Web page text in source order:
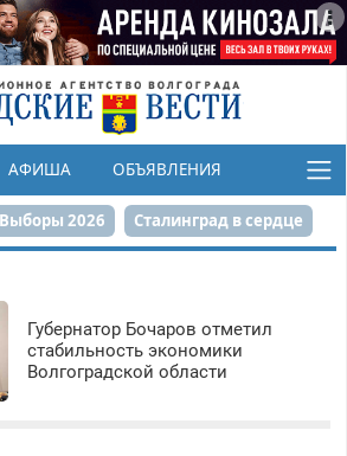
АФИША ОБЪЯВЛЕНИЯ
КОНКУРСЫ
Выборы 2026 Сталинград в сердце
ЦПКиО На службе городу
Парк Героев-летчиков
Губернатор Бочаров отметил
стабильность экономики
Волгоградской области